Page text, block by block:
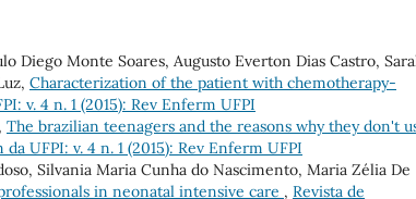
Diego Monte Soares, Augusto Everton Dias Castro,
Characterization of the patient with chemotherapy-
v. 4 n. 1 (2015): Rev Enferm UFPI
The brazilian teenagers and the reasons why they don't
UFPI: v. 4 n. 1 (2015): Rev Enferm UFPI
Silvania Maria Cunha do Nascimento, Maria Zélia De
in neonatal intensive care , Revista de